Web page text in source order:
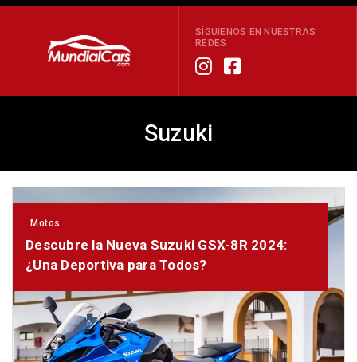
SÍGUIENOS EN NUESTRAS
REDES
Suzuki
Motos
Descubre la Nueva Suzuki GSX-8R 2024:
¿Una Deportiva para Todos?